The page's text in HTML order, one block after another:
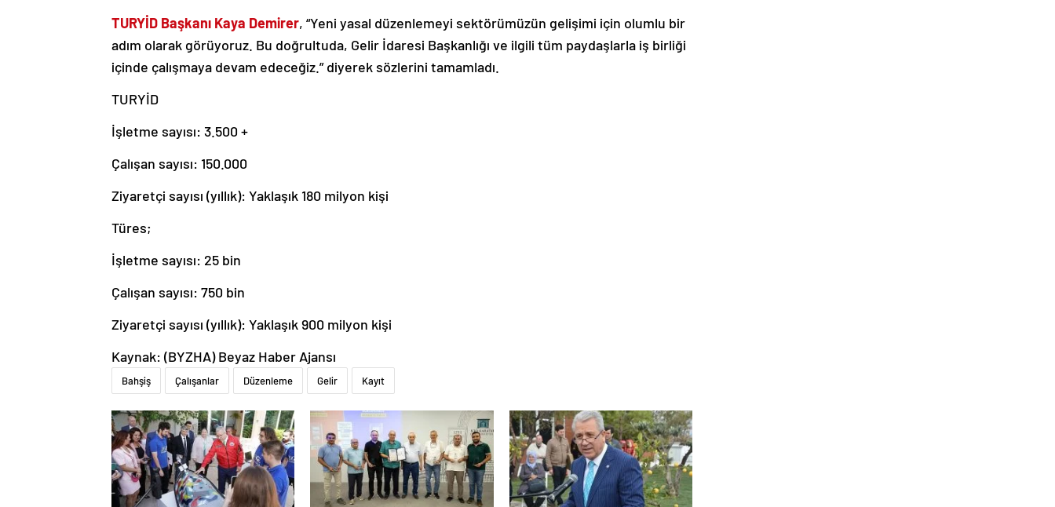
TURYİD Başkanı Kaya Demirer, “Yeni yasal düzenlemeyi sektörümüzün gelişimi için olumlu bir
adım olarak görüyoruz. Bu doğrultuda, Gelir İdaresi Başkanlığı ve ilgili tüm paydaşlarla iş birliği
içinde çalışmaya devam edeceğiz.” diyerek sözlerini tamamladı.
TURYİD
İşletme sayısı: 3.500 +
Çalışan sayısı: 150.000
Ziyaretçi sayısı (yıllık): Yaklaşık 180 milyon kişi
Türes;
İşletme sayısı: 25 bin
Çalışan sayısı: 750 bin
Ziyaretçi sayısı (yıllık): Yaklaşık 900 milyon kişi
Kaynak: (BYZHA) Beyaz Haber Ajansı
Bahşiş Çalışanlar Düzenleme Gelir Kayıt